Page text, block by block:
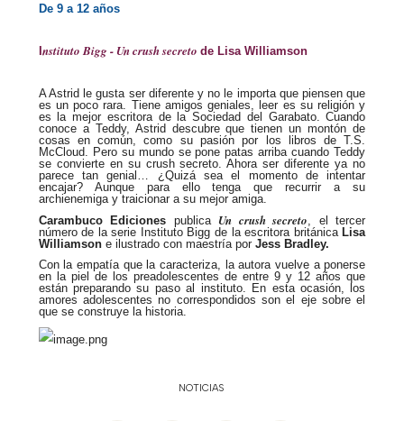
De 9 a 12 años
nstituto Bigg - Un crush secreto de Lisa Williamson
A Astrid le gusta ser diferente y no le importa que piensen que
es un poco rara. Tiene amigos geniales, leer es su religión y
es la mejor escritora de la Sociedad del Garabato. Cuando
conoce a Teddy, Astrid descubre que tienen un montón de
cosas en común, como su pasión por los libros de T.S.
McCloud. Pero su mundo se pone patas arriba cuando Teddy
se convierte en su crush secreto. Ahora ser diferente ya no
parece tan genial… ¿Quizá sea el momento de intentar
encajar? Aunque para ello tenga que recurrir a su
archienemiga y traicionar a su mejor amiga.
Carambuco Ediciones publica Un crush secreto , el tercer
número de la serie Instituto Bigg de la escritora británica Lisa
Williamsone ilustrado con maestría por Jess Bradley.
Con la empatía que la caracteriza, la autora vuelve a ponerse
en la piel de los preadolescentes de entre 9 y 12 años que
están preparando su paso al instituto. En esta ocasión, los
amores adolescentes no correspondidos son el eje sobre el
que se construye la historia.
NOTICIAS